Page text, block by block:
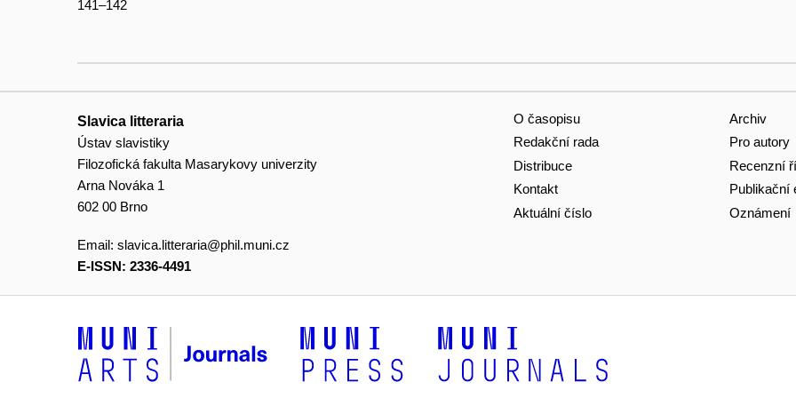
141–142
Slavica litteraria
Ústav slavistiky
Filozofická fakulta Masarykovy univerzity
Arna Nováka 1
602 00 Brno
Email: slavica.litteraria@phil.muni.cz
E-ISSN: 2336-4491
O časopisu
Redakční rada
Distribuce
Kontakt
Aktuální číslo
Archiv
Pro autory
Recenzní
Publikační
Oznámení